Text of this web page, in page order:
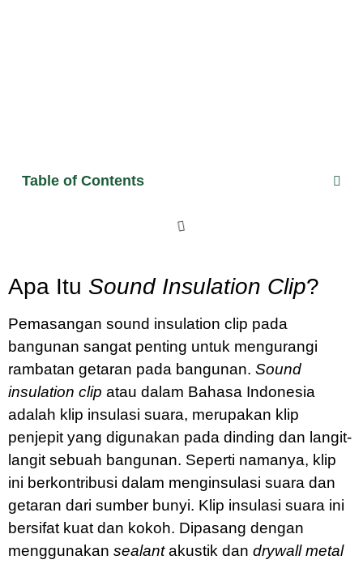
Table of Contents
Apa Itu Sound Insulation Clip?
Pemasangan sound insulation clip pada
bangunan sangat penting untuk mengurangi
rambatan getaran pada bangunan. Sound
insulation clip atau dalam Bahasa Indonesia
adalah klip insulasi suara, merupakan klip
penjepit yang digunakan pada dinding dan langit-
langit sebuah bangunan. Seperti namanya, klip
ini berkontribusi dalam menginsulasi suara dan
getaran dari sumber bunyi. Klip insulasi suara ini
bersifat kuat dan kokoh. Dipasang dengan
menggunakan sealantakustik dan drywall metal